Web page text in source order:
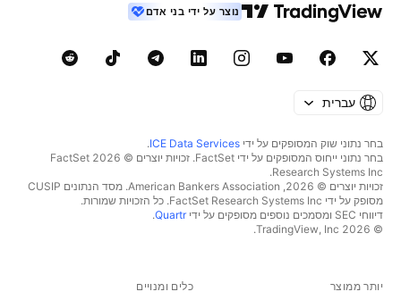
נוצר על ידי בני אדם
עברית
בחר נתוני שוק המסופקים על ידי ICE Data Services
.
בחר נתוני ייחוס המסופקים על ידי FactSet. זכויות יוצרים © 2026 ‏FactSet
Research Systems Inc.‏
זכויות יוצרים © 2026, ‏American Bankers Association. מסד הנתונים CUSIP
מסופק על ידי FactSet Research Systems Inc. כל הזכויות שמורות.
דיווחי SEC ומסמכים נוספים מסופקים על ידי
Quartr
.
© 2026 ‏TradingView, Inc.‏
יותר ממוצר כלים ומנויים